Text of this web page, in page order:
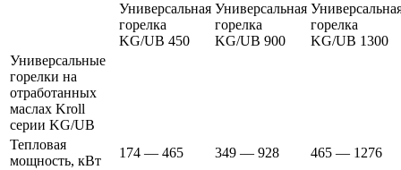
Универсальная
горелка
KG/UB 450
Универсальная
горелка
KG/UB 900
горелка
KG/UB 1300
Универсальные
горелки на
отработанных
маслах Kroll
серии KG/UB
Тепловая
мощность, кВт
174 — 465 349 — 928
465 — 1276